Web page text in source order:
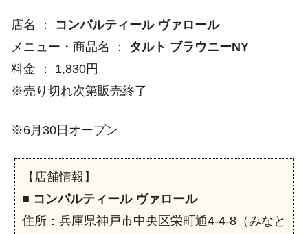
店名 ： コンパルティール ヴァロール
メニュー・商品名 ： タルト ブラウニーNY
料金 ： 1,830円
※売り切れ次第販売終了
※6月30日オープン
【店舗情報】
■ コンパルティール ヴァロール
住所：兵庫県神戸市中央区栄町通4-4-8（みなと